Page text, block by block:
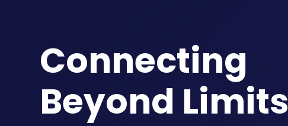
Connecting
Beyond Limits